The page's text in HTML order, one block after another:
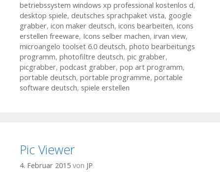
betriebssystem windows xp professional kostenlos d,
desktop spiele, deutsches sprachpaket vista, google
grabber, icon maker deutsch, icons bearbeiten, icons
erstellen freeware, Icons selber machen, irvan view,
microangelo toolset 6.0 deutsch, photo bearbeitungs
programm, photofiltre deutsch, pic grabber,
picgrabber, podcast grabber, pop art programm,
portable deutsch, portable programme, portable
software deutsch, spiele erstellen
Pic Viewer
4. Februar 2015 von JP